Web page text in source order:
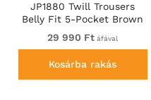
JP1880 Twill Trousers
Belly Fit 5-Pocket Brown
29 990 Ft áfával
Kosárba rakás